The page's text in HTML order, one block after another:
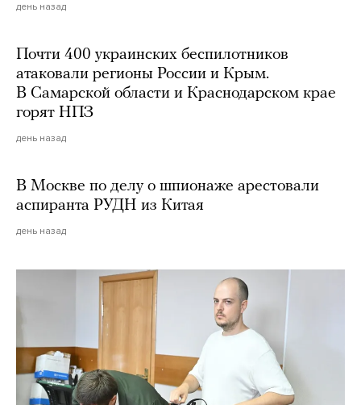
день назад
Почти 400 украинских беспилотников
атаковали регионы России и Крым.
В Самарской области и Краснодарском крае
горят НПЗ
день назад
В Москве по делу о шпионаже арестовали
аспиранта РУДН из Китая
день назад